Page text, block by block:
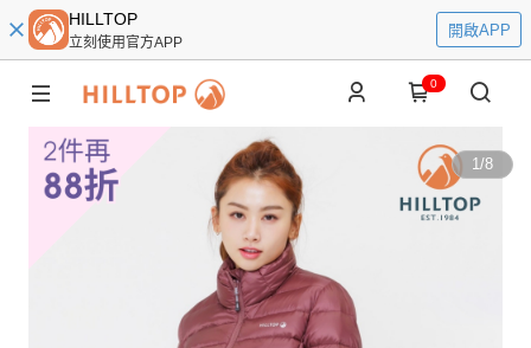
HILLTOP
立刻使用官方APP
開啟APP
0
1/8